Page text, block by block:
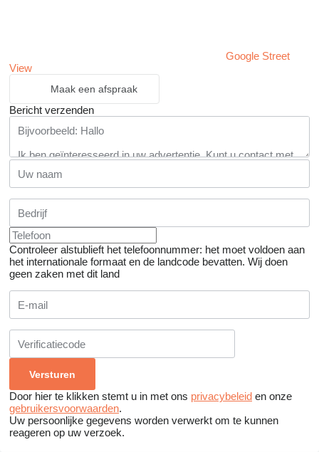
Google Street
View
Maak een afspraak
Bericht verzenden
Controleer alstublieft het telefoonnummer: het moet voldoen aan
het internationale formaat en de landcode bevatten. Wij doen
geen zaken met dit land
Door hier te klikken stemt u in met ons privacybeleid en onze
gebruikersvoorwaarden.
Uw persoonlijke gegevens worden verwerkt om te kunnen
reageren op uw verzoek.